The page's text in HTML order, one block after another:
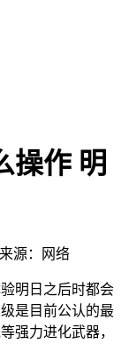
操作 明
来源：网络
明日之后时都会
是目前公认的最
强力进化武器，